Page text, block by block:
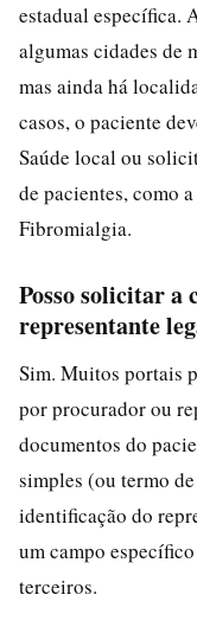
estadual específica.
algumas cidades de
mas ainda há
casos, o paciente
Saúde local ou
de pacientes, como
Fibromialgia.
Posso solicitar
representante
Sim. Muitos portais
por procurador ou
documentos do
simples (ou termo
identificação do
um campo
terceiros.